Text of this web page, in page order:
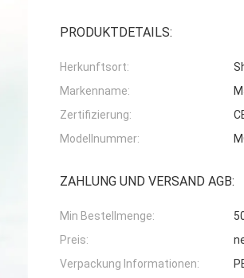
PRODUKTDETAILS:
Herkunftsort:
Markenname:
Zertifizierung:
Modellnummer:
ZAHLUNG UND VERSAND AGB:
Min Bestellmenge:
Preis:
Verpackung Informationen: